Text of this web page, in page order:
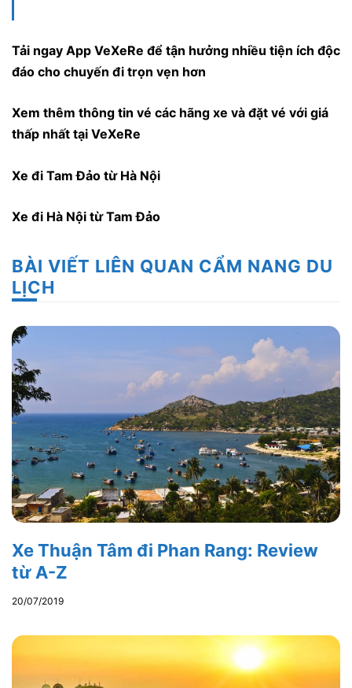
Tải ngay App VeXeRe để tận hưởng nhiều tiện ích độc
đáo cho chuyến đi trọn vẹn hơn
Xem thêm thông tin vé các hãng xe và đặt vé với giá
thấp nhất tại VeXeRe
Xe đi Tam Đảo từ Hà Nội
Xe đi Hà Nội từ Tam Đảo
BÀI VIẾT LIÊN QUAN CẨM NANG DU
LỊCH
Xe Thuận Tâm đi Phan Rang: Review
từ A-Z
20/07/2019